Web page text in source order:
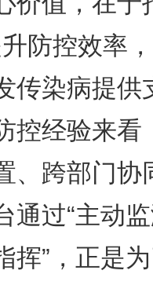
升防控效率
传染病提供
控经验来看
、跨部门协
过“主动
挥”，正是